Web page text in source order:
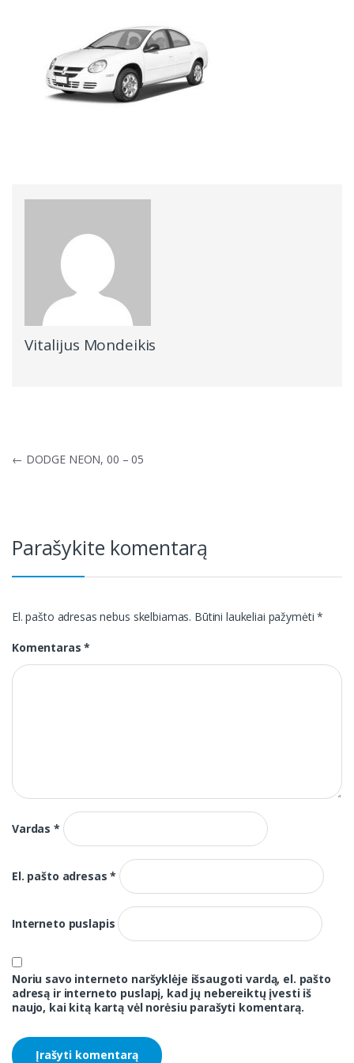
Vitalijus Mondeikis
Navigacija
← DODGE NEON, 00 – 05
Parašykite komentarą
El. pašto adresas nebus skelbiamas. Būtini laukeliai pažymėti*
Komentaras*
Vardas*
El. pašto adresas*
Interneto puslapis
Noriu savo interneto naršyklėje išsaugoti vardą, el. pašto
adresą ir interneto puslapį, kad jų nebereiktų įvesti iš
naujo, kai kitą kartą vėl norėsiu parašyti komentarą.